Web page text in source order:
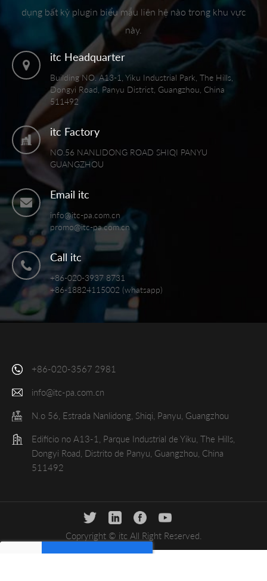
dụng bất kỳ plugin biểu mẫu liên hệ nào trong khu vực
này.
itc Headquarter
Building NO. A13-1, Yiku Industrial Park, The Hills,
Dongyi Road, Panyu District, Guangzhou, China
511492
itc Factory
NO.56 NANLIDONG ROAD SHIQI PANYU
GUANGZHOU
Email itc
info@itc-pa.com.cn
promo@itc-pa.com.cn
Call itc
+86-020-3937 8731
+86-18824115002 (whatsapp)
+86-020-3567 2981
info@itc-pa.com.cn
N.o 56, Estrada Nanlidong, Shiqi, Panyu, Guangzhou
Edifício no A13-1, Parque Industrial de Yiku, The Hills,
Dongyi Road, Distrito de Panyu, Guangzhou, China
511492
Copryright © itc All Right Reserved.